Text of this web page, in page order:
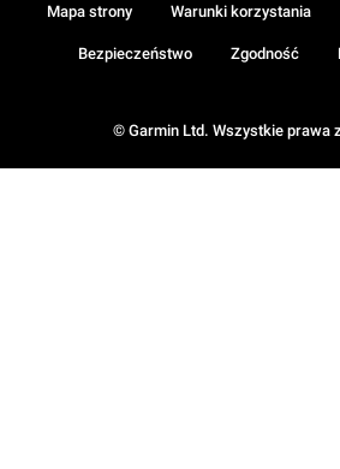
© Garmin Ltd. Wszystkie prawa
Mapa strony Warunki korzystania
Bezpieczeństwo Zgodność